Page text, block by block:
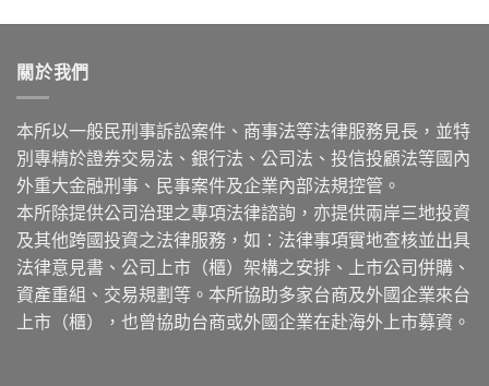
關於我們
本所以一般民刑事訴訟案件、商事法等法律服務見長，並特
別專精於證券交易法、銀行法、公司法、投信投顧法等國內
外重大金融刑事、民事案件及企業內部法規控管。
本所除提供公司治理之專項法律諮詢，亦提供兩岸三地投資
及其他跨國投資之法律服務，如：法律事項實地查核並出具
法律意見書、公司上市（櫃）架構之安排、上市公司併購、
資產重組、交易規劃等。本所協助多家台商及外國企業來台
上市（櫃），也曾協助台商或外國企業在赴海外上市募資。